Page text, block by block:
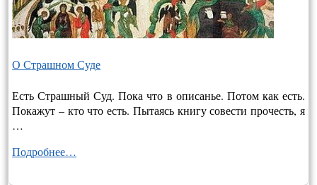
О Страшном Суде
Есть Страшный Суд. Пока что в описанье. Потом как есть.
Покажут – кто что есть. Пытаясь книгу совести прочесть, я
…
Подробнее…